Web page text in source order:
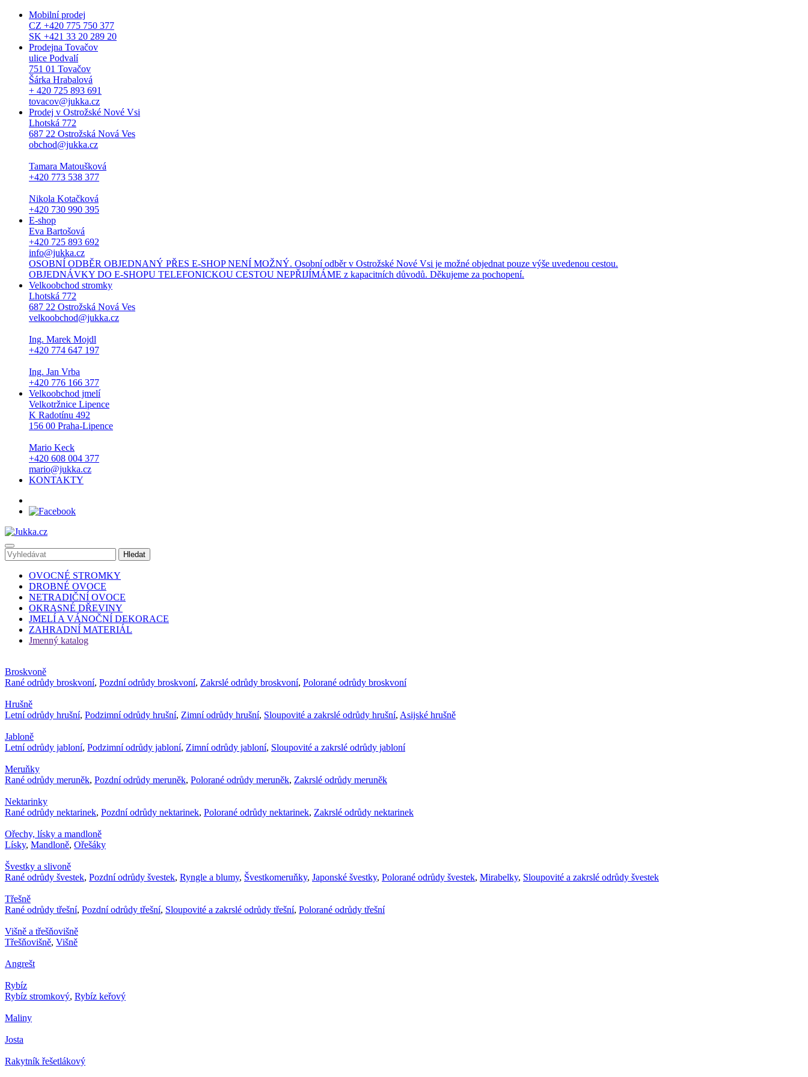
Mobilní prodej
CZ +420 775 750 377
SK +421 33 20 289 20
Prodejna Tovačov
ulice Podvalí
751 01 Tovačov
Šárka Hrabalová
+ 420 725 893 691
tovacov@jukka.cz
Prodej v Ostrožské Nové Vsi
Lhotská 772
687 22 Ostrožská Nová Ves
obchod@jukka.cz
Tamara Matoušková
+420 773 538 377
Nikola Kotačková
+420 730 990 395
E-shop
Eva Bartošová
+420 725 893 692
info@jukka.cz
OSOBNÍ ODBĚR OBJEDNANÝ PŘES E-SHOP NENÍ MOŽNÝ. Osobní odběr v Ostrožské Nové Vsi je možné objednat pouze výše uvedenou cestou.
OBJEDNÁVKY DO E-SHOPU TELEFONICKOU CESTOU NEPŘIJÍMÁME z kapacitních důvodů. Děkujeme za pochopení.
Velkoobchod stromky
Lhotská 772
687 22 Ostrožská Nová Ves
velkoobchod@jukka.cz
Ing. Marek Mojdl
+420 774 647 197
Ing. Jan Vrba
+420 776 166 377
Velkoobchod jmelí
Velkotržnice Lipence
K Radotínu 492
156 00 Praha-Lipence
Mario Keck
+420 608 004 377
mario@jukka.cz
KONTAKTY
OVOCNÉ STROMKY
DROBNÉ OVOCE
NETRADIČNÍ OVOCE
OKRASNÉ DŘEVINY
JMELÍ A VÁNOČNÍ DEKORACE
ZAHRADNÍ MATERIÁL
Jmenný katalog
Broskvoně
Rané odrůdy broskvoní, Pozdní odrůdy broskvoní, Zakrslé odrůdy broskvoní, Polorané odrůdy broskvoní
Hrušně
Letní odrůdy hrušní, Podzimní odrůdy hrušní, Zimní odrůdy hrušní, Sloupovité a zakrslé odrůdy hrušní, Asijské hrušně
Jabloně
Letní odrůdy jabloní, Podzimní odrůdy jabloní, Zimní odrůdy jabloní, Sloupovité a zakrslé odrůdy jabloní
Meruňky
Rané odrůdy meruněk, Pozdní odrůdy meruněk, Polorané odrůdy meruněk, Zakrslé odrůdy meruněk
Nektarinky
Rané odrůdy nektarinek, Pozdní odrůdy nektarinek, Polorané odrůdy nektarinek, Zakrslé odrůdy nektarinek
Ořechy, lísky a mandloně
Lísky, Mandloně, Ořešáky
Švestky a slivoně
Rané odrůdy švestek, Pozdní odrůdy švestek, Ryngle a blumy, Švestkomeruňky, Japonské švestky, Polorané odrůdy švestek, Mirabelky, Sloupovité a zakrslé odrůdy švestek
Třešně
Rané odrůdy třešní, Pozdní odrůdy třešní, Sloupovité a zakrslé odrůdy třešní, Polorané odrůdy třešní
Višně a třešňovišně
Třešňovišně, Višně
Angrešt
Rybíz
Rybíz stromkový, Rybíz keřový
Maliny
Josta
Rakytník řešetlákový